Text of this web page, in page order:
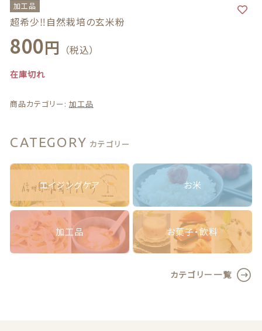
加工品
超希少‼自然栽培の玄米粉
800円 （税込）
在庫切れ
商品カテゴリー: 加工品
CATEGORY カテゴリー
エイジングケア お米
加工品 お菓子・飲料
カテゴリー一覧
商品一覧
最近チェックした商品
注文履歴
当店について
ブログ
よくある質問
プライバシーポリシー